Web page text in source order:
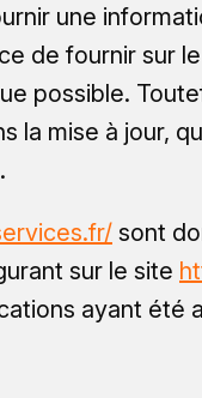
une
de fournir sur
possible.
mise à jour,
sont
sur le site
ayant été